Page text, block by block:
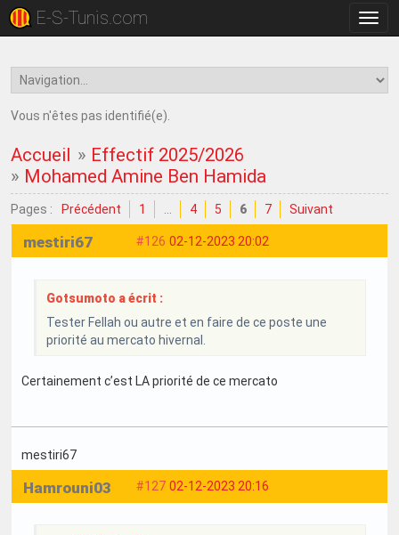
la
E-S-Tunis.com
Vous n'êtes pas identifié(e).
Accueil » Effectif 2025/2026
» Mohamed Amine Ben Hamida
Pages : Précédent 1 4 5 6 7 Suivant
#126 02-12-2023 20:02
mestiri67
Gotsumoto a écrit :
Tester Fellah ou autre et en faire de ce poste une
priorité au mercato hivernal.
Certainement c’est LA priorité de ce mercato
mestiri67
#127 02-12-2023 20:16
Hamrouni03